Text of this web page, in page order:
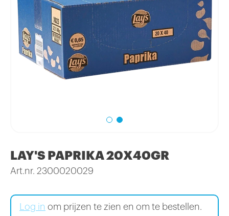
LAY'S PAPRIKA 20X40GR
Art.nr. 2300020029
Log in om prijzen te zien en om te bestellen.